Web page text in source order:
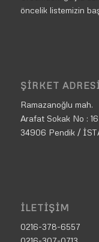
öncelik listemizin
ŞIRKET
Ramazanoğlu mah.
Arafat Sokak No : 16
34906 Pendik /
İLETIŞIM
0216-378-6557